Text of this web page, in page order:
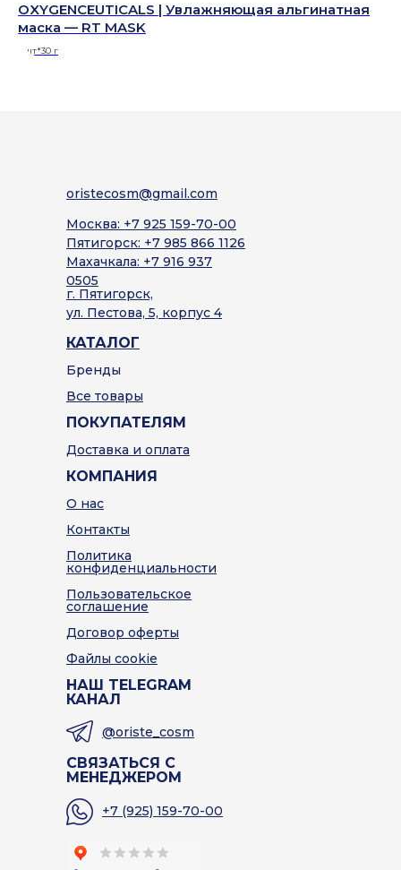
OXYGENCEUTICALS | Увлажняющая альгинатная
маска — RT MASK
1 шт*30 г
@oriste_cosm
+7 (925) 159-70-00
ПОКУПАТЕЛЯМ
Доставка и оплата
КАТАЛОГ
Бренды
Все товары
oristecosm@gmail.com
Москва: +7 925 159-70-00
Пятигорск: +7 985 866 1126
Махачкала: +7 916 937
0505
г. Пятигорск,
ул. Пестова, 5, корпус 4
НАШ TELEGRAM
КАНАЛ
Пользовательское
соглашение
Договор оферты
Политика
конфиденциальности
КОМПАНИЯ
О нас
Контакты
Файлы cookie
СВЯЗАТЬСЯ С
МЕНЕДЖЕРОМ